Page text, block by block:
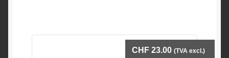
CHF 23.00 (TVA excl.)